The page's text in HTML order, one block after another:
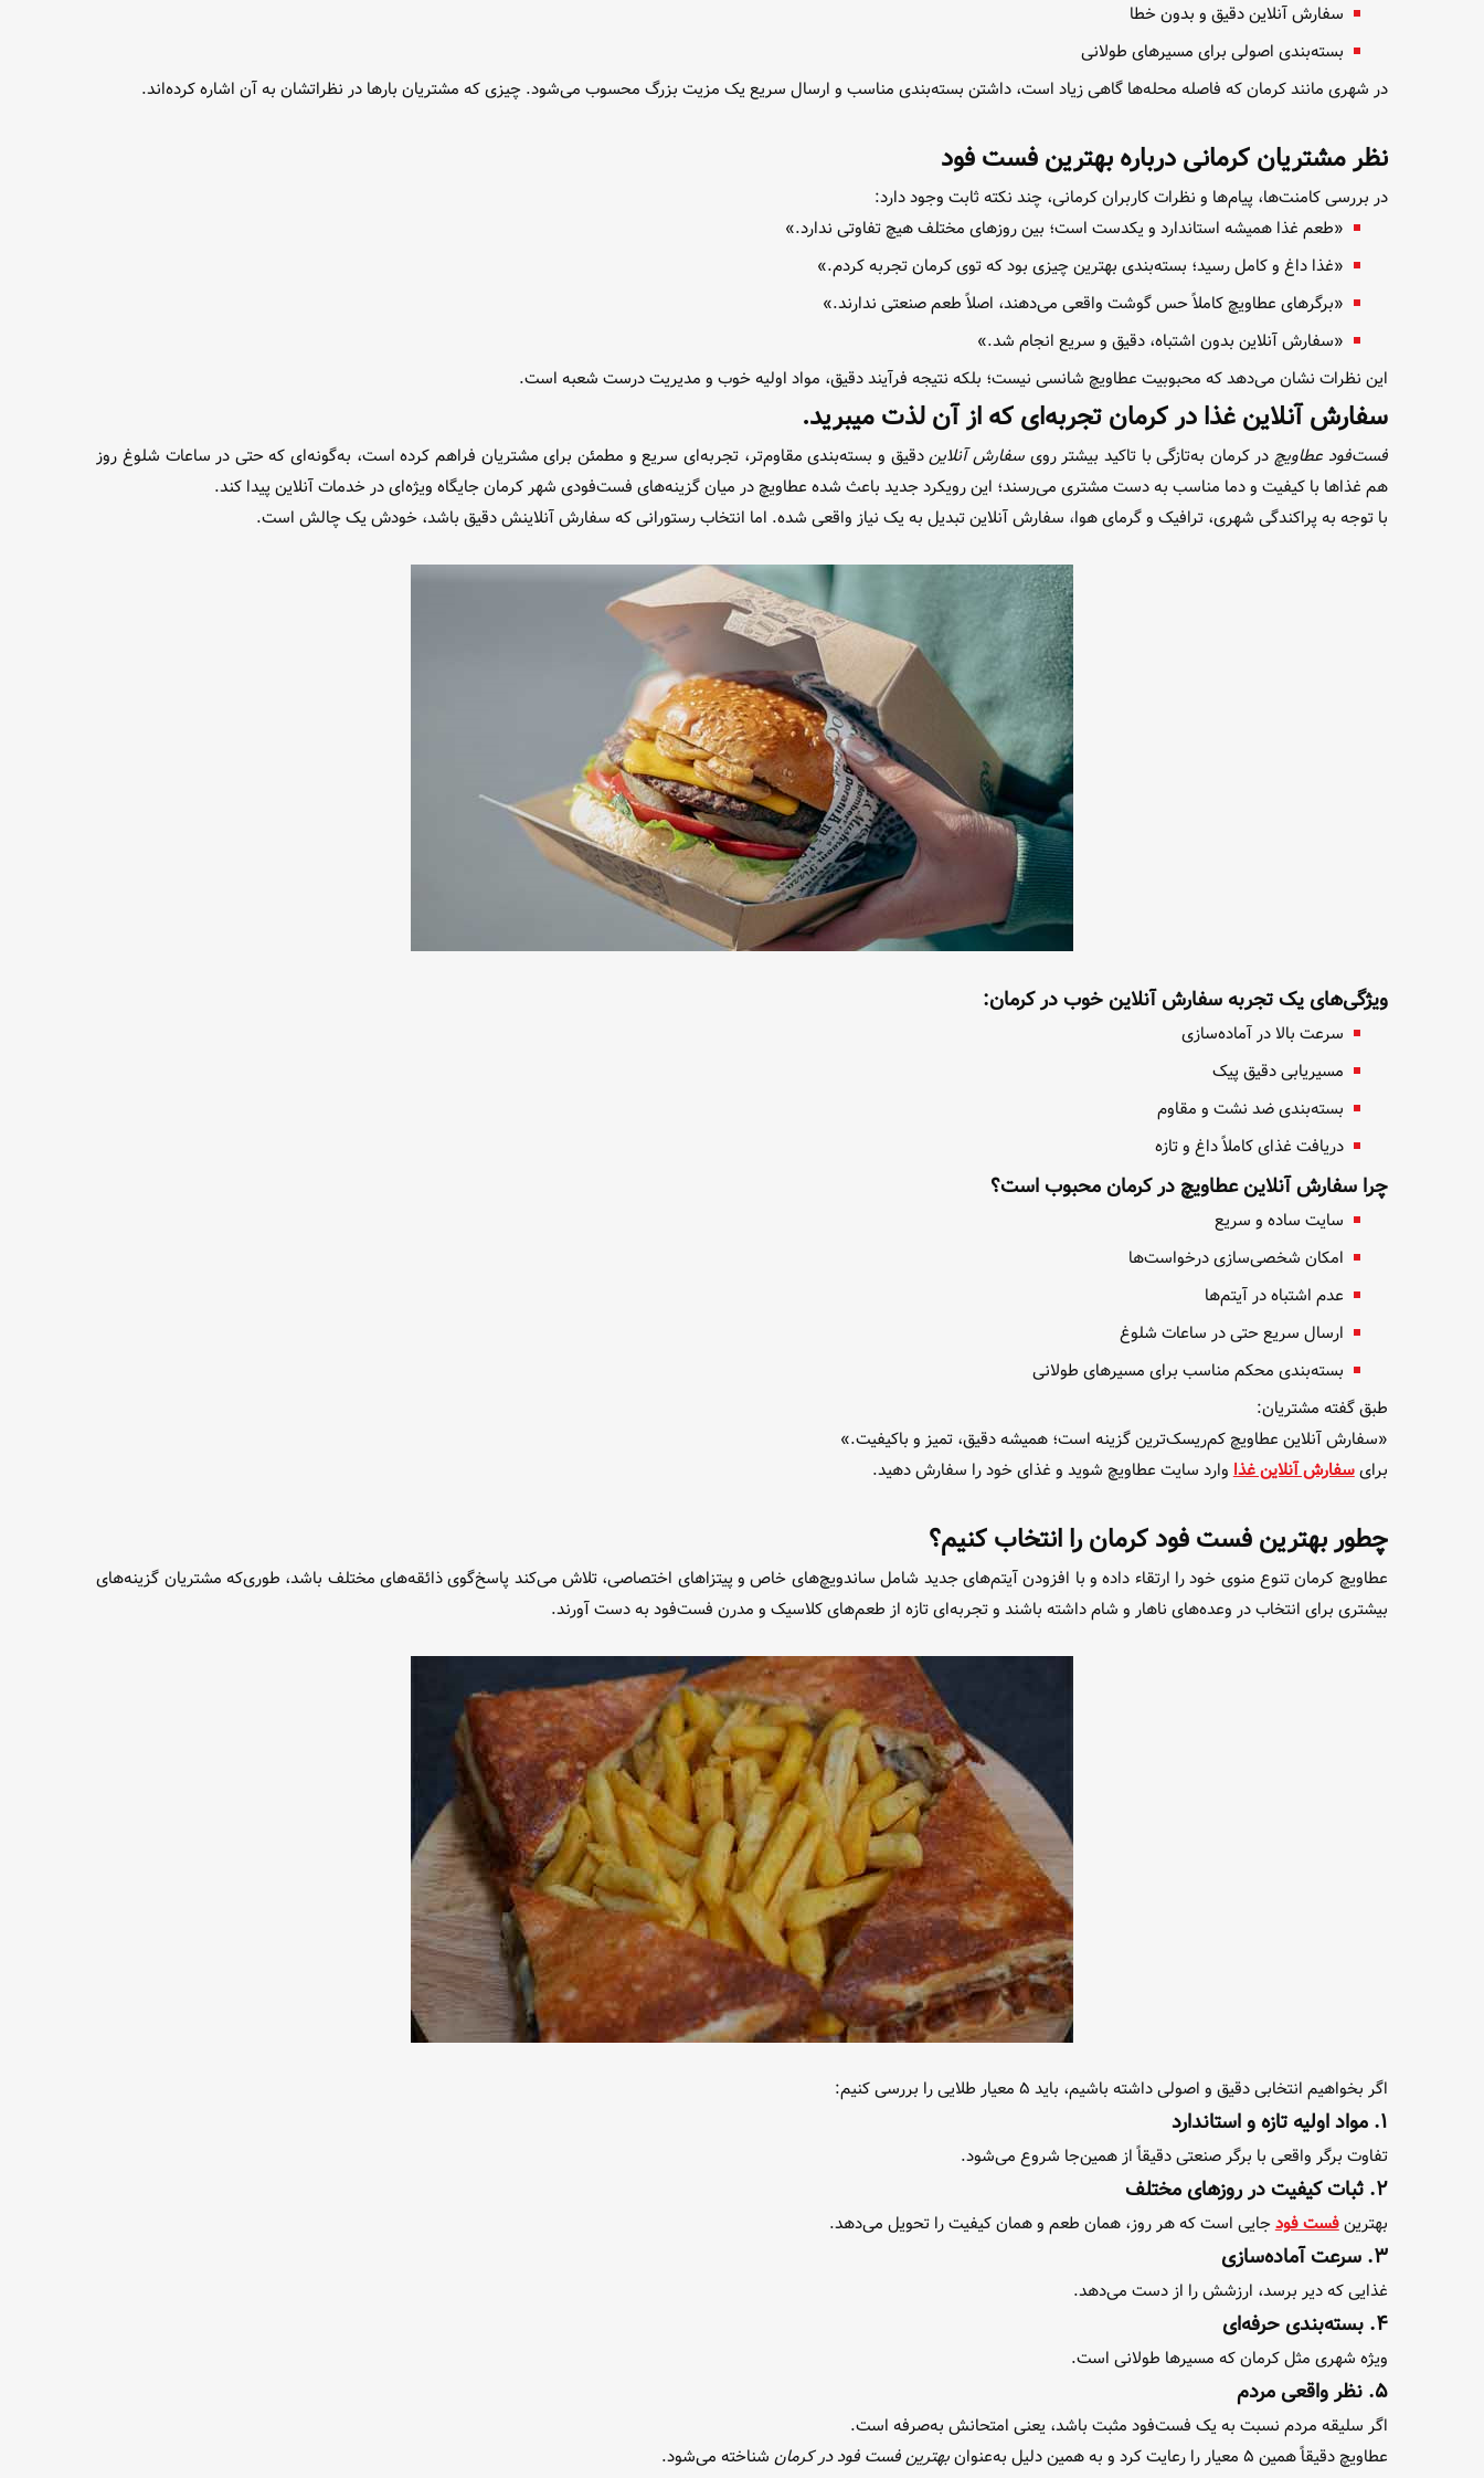
سفارش آنلاین دقیق و بدون خطا
بسته‌بندی اصولی برای مسیرهای طولانی
در شهری مانند کرمان که فاصله محله‌ها گاهی زیاد است، داشتن بسته‌بندی مناسب و ارسال سریع یک مزیت بزرگ محسوب می‌شود. چیزی که مشتریان بارها در نظراتشان به آن اشاره کرده‌اند.
نظر مشتریان کرمانی درباره بهترین فست فود
در بررسی کامنت‌ها، پیام‌ها و نظرات کاربران کرمانی، چند نکته ثابت وجود دارد:
«طعم غذا همیشه استاندارد و یکدست است؛ بین روزهای مختلف هیچ تفاوتی ندارد.»
«غذا داغ و کامل رسید؛ بسته‌بندی بهترین چیزی بود که توی کرمان تجربه کردم.»
«برگرهای عطاویچ کاملاً حس گوشت واقعی می‌دهند، اصلاً طعم صنعتی ندارند.»
«سفارش آنلاین بدون اشتباه، دقیق و سریع انجام شد.»
این نظرات نشان می‌دهد که محبوبیت عطاویچ شانسی نیست؛ بلکه نتیجه فرآیند دقیق، مواد اولیه خوب و مدیریت درست شعبه است.
سفارش آنلاین غذا در کرمان تجربه‌ای که از آن لذت میبرید.
فست‌فود عطاویچدر کرمان به‌تازگی با تاکید بیشتر رویسفارش آنلایندقیق و بسته‌بندی مقاوم‌تر، تجربه‌ای سریع و مطمئن برای مشتریان فراهم کرده است، به‌گونه‌ای که حتی در ساعات شلوغ روز
هم غذاها با کیفیت و دما مناسب به دست مشتری می‌رسند؛ این رویکرد جدید باعث شده عطاویچ در میان گزینه‌های فست‌فودی شهر کرمان جایگاه ویژه‌ای در خدمات آنلاین پیدا کند.
با توجه به پراکندگی شهری، ترافیک و گرمای هوا، سفارش آنلاین تبدیل به یک نیاز واقعی شده. اما انتخاب رستورانی که سفارش آنلاینش دقیق باشد، خودش یک چالش است.
ویژگی‌های یک تجربه سفارش آنلاین خوب در کرمان:
سرعت بالا در آماده‌سازی
مسیر‌یابی دقیق پیک
بسته‌بندی ضد نشت و مقاوم
دریافت غذای کاملاً داغ و تازه
چرا سفارش آنلاین عطاویچ در کرمان محبوب است؟
سایت ساده و سریع
امکان شخصی‌سازی درخواست‌ها
عدم اشتباه در آیتم‌ها
ارسال سریع حتی در ساعات شلوغ
بسته‌بندی محکم مناسب برای مسیرهای طولانی
طبق گفته مشتریان:
«سفارش آنلاین عطاویچ کم‌ریسک‌ترین گزینه است؛ همیشه دقیق، تمیز و باکیفیت.»
برایسفارش آنلاین غذاوارد سایت عطاویچ شوید و غذای خود را سفارش دهید.
چطور بهترین فست فود کرمان را انتخاب کنیم؟
عطاویچ کرمان تنوع منوی خود را ارتقاء داده و با افزودن آیتم‌های جدید شامل ساندویچ‌های خاص و پیتزاهای اختصاصی، تلاش می‌کند پاسخ‌گوی ذائقه‌های مختلف باشد، طوری‌که مشتریان گزینه‌های
بیشتری برای انتخاب در وعده‌های ناهار و شام داشته باشند و تجربه‌ای تازه از طعم‌های کلاسیک و مدرن فست‌فود به دست آورند.
اگر بخواهیم انتخابی دقیق و اصولی داشته باشیم، باید ۵ معیار طلایی را بررسی کنیم:
۱. مواد اولیه تازه و استاندارد
تفاوت برگر واقعی با برگر صنعتی دقیقاً از همین‌جا شروع می‌شود.
۲. ثبات کیفیت در روزهای مختلف
بهترینفست‌ فودجایی است که هر روز، همان طعم و همان کیفیت را تحویل می‌دهد.
۳. سرعت آماده‌سازی
غذایی که دیر برسد، ارزشش را از دست می‌دهد.
۴. بسته‌بندی حرفه‌ای
ویژه شهری مثل کرمان که مسیرها طولانی است.
۵. نظر واقعی مردم
اگر سلیقه مردم نسبت به یک فست‌فود مثبت باشد، یعنی امتحانش به‌صرفه است.
عطاویچ دقیقاً همین ۵ معیار را رعایت کرد و به همین دلیل به‌عنوان
بهترین فست فود در کرمان شناخته می‌شود.